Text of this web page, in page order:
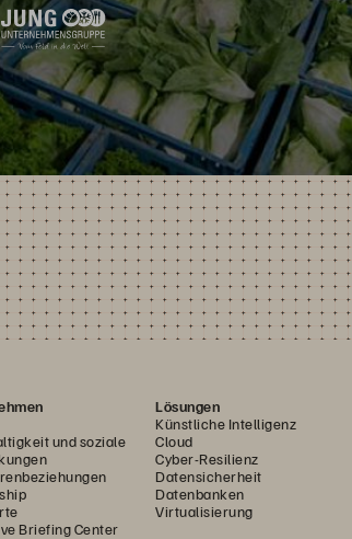
und soziale
Briefing Center
Lösungen
Künstliche Intelligenz
Cloud
Cyber-Resilienz
Datensicherheit
Datenbanken
Virtualisierung